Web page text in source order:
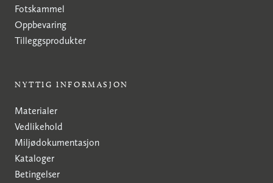
Fotskammel
Oppbevaring
Tilleggsprodukter
NYTTIG INFORMASJON
Materialer
Vedlikehold
Miljødokumentasjon
Kataloger
Betingelser